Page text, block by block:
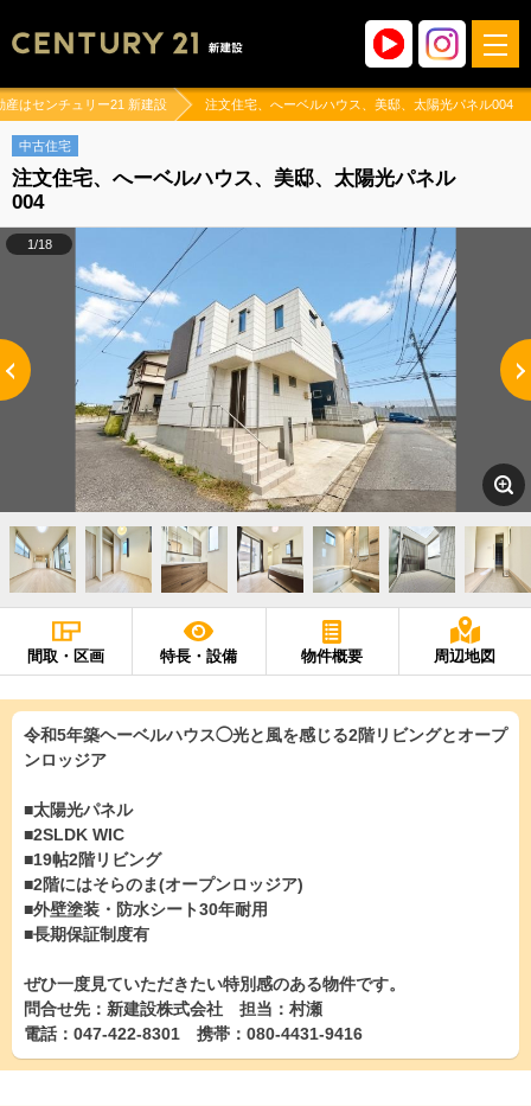
産はセンチュリー21 新建設 注文住宅、へーベルハウス、美邸、太陽光パネル004
中古住宅
注文住宅、へーベルハウス、美邸、太陽光パネル
004
1/18
間取・区画 特長・設備 物件概要 周辺地図
令和5年築ヘーベルハウス◯光と風を感じる2階リビングとオープ
ンロッジア
■太陽光パネル
■2SLDK WIC
■19帖2階リビング
■2階にはそらのま(オープンロッジア)
■外壁塗装・防水シート30年耐用
■長期保証制度有
ぜひ一度見ていただきたい特別感のある物件です。
問合せ先：新建設株式会社 担当：村瀬
電話：047-422-8301 携帯：080-4431-9416